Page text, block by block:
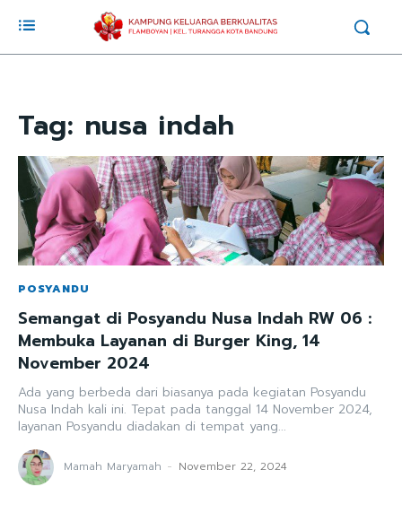
Tag: nusa indah
POSYANDU
Semangat di Posyandu Nusa Indah RW 06 :
Membuka Layanan di Burger King, 14
November 2024
Ada yang berbeda dari biasanya pada kegiatan Posyandu
Nusa Indah kali ini. Tepat pada tanggal 14 November 2024,
layanan Posyandu diadakan di tempat yang...
Mamah Maryamah - November 22, 2024